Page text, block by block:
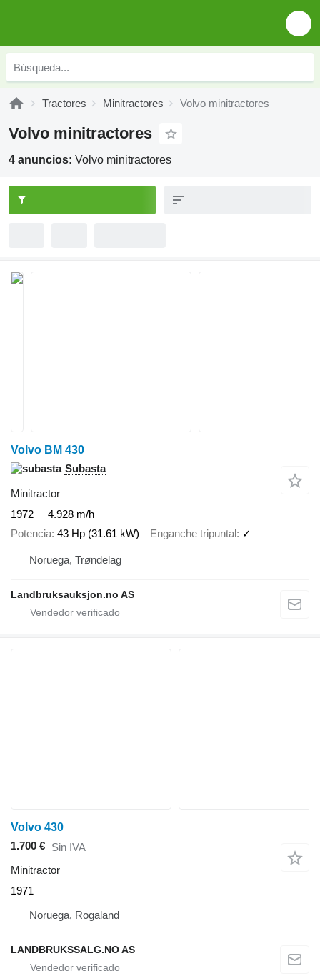
Tractores Minitractores Volvo minitractores
Volvo minitractores
4 anuncios: Volvo minitractores
Volvo BM 430
Subasta
Minitractor
1972
4.928 m/h
Potencia 43 Hp (31.61 kW) Enganche tripuntal ✓
Noruega, Trøndelag
Landbruksauksjon.no AS
Volvo 430
1.700 € Sin IVA
Minitractor
1971
Noruega, Rogaland
LANDBRUKSSALG.NO AS